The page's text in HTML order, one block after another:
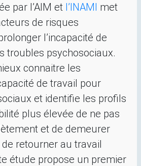
par l’AIM et l’INAMI met
de risques
l’incapacité de
troubles psychosociaux.
connaitre les
de travail pour
et identifie les profils
plus élevée de ne pas
et de demeurer
de retourner au travail
étude propose un premier